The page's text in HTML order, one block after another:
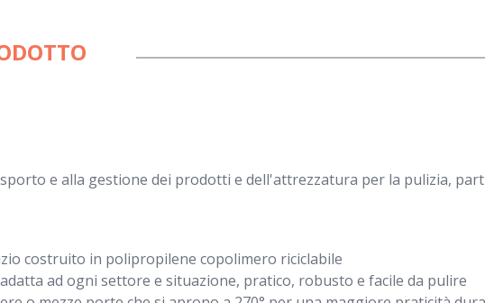
e alla gestione dei prodotti e dell'attrezzatura per la pulizia,
costruito in polipropilene copolimero riciclabile
ad ogni settore e situazione, pratico, robusto e facile da pulire